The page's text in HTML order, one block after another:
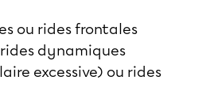
ou rides frontales
dynamiques
excessive) ou rides